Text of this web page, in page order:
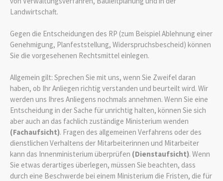
Landwirtschaft.
Gegen die Entscheidungen des RP (zum Beispiel Ablehnung einer
Genehmigung, Planfeststellung, Widerspruchsbescheid) können
Sie die vorgesehenen Rechtsmittel einlegen.
Allgemein gilt: Sprechen Sie mit uns, wenn Sie Zweifel daran
haben, ob Ihr Anliegen richtig verstanden und beurteilt wird. Wir
werden uns Ihres Anliegens nochmals annehmen. Wenn Sie eine
Entscheidung in der Sache für unrichtig halten, können Sie sich
aber auch an das fachlich zuständige Ministerium wenden
(Fachaufsicht). Fragen des allgemeinen Verfahrens oder des
dienstlichen Verhaltens der Mitarbeiterinnen und Mitarbeiter
kann das Innenministerium überprüfen (Dienstaufsicht). Wenn
Sie etwas derartiges überlegen, müssen Sie beachten, dass
durch eine Beschwerde bei einem Ministerium die Fristen, die für